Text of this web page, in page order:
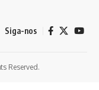
Siga-nos
Reserved.